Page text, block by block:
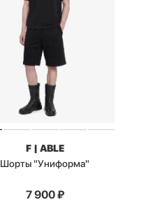
F | ABLE
Шорты "Униформа"
7 900₽